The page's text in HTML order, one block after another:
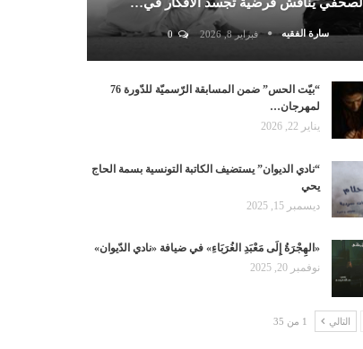
سارة الفقيه فبراير 8, 2026 0
“بيّت الحس” ضمن المسابقة الرّسميّة للدّورة 76
لمهرجان…
يناير 22, 2026
“نادي الديوان” يستضيف الكاتبة التونسية بسمة الحاج
يحي
ديسمبر 15, 2025
«الهِجْرَةُ إِلَى مَعْبَدِ الغُرَبَاءِ» في ضيافة «نادي الدّيوان»
نوفمبر 20, 2025
التالي 1 من 35